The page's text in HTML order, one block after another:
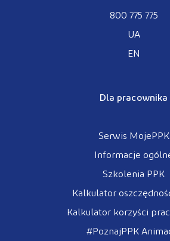
800 775 775
UA
EN
Dla pracownika
Serwis MojePPK
Informacje
Szkolenia PPK
Kalkulator
Kalkulator korzyści
#PoznajPPK